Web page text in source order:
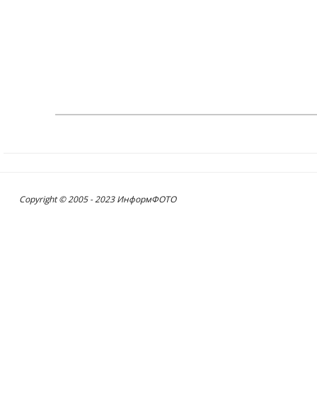
Copyright © 2005 - 2023 ИнформФОТО